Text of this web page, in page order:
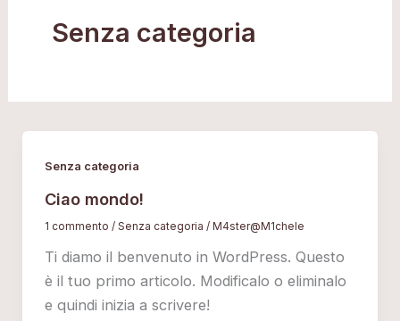
Senza categoria
Senza categoria
Ciao mondo!
1 commento / Senza categoria / M4ster@M1chele
Ti diamo il benvenuto in WordPress. Questo
è il tuo primo articolo. Modificalo o eliminalo
e quindi inizia a scrivere!